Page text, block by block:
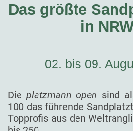
Das größte
in
02. bis 09.
Dieplatzmann open sind
100 das führende
Topprofis aus den